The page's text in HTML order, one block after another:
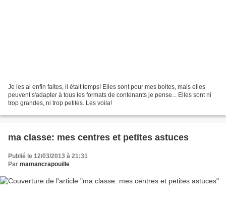
Je les ai enfin faites, il était temps! Elles sont pour mes boites, mais elles
peuvent s'adapter à tous les formats de contenants je pense... Elles sont ni
trop grandes, ni trop petites. Les voila!
ma classe: mes centres et petites astuces
Publié le 12/03/2013 à 21:31
Par mamancrapouille